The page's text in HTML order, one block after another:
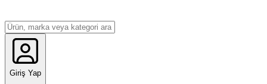
Giriş Yap